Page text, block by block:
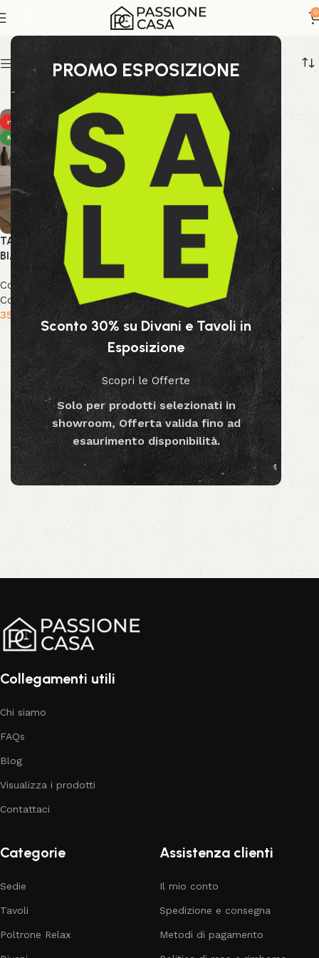
PROMO ESPOSIZIONE
Sconto 30% su Divani e Tavoli in
Esposizione
Scopri le Offerte
Solo per prodotti selezionati in
showroom, Offerta valida fino ad
esaurimento disponibilità.
0
vetro trasparente
Show sidebar
HOT
NEW
TAVOLO MAY RETT GAMBA
BIANCO 160X90
Collezione Bizzotto
Collezione
Tavoli
359.99
€
Aggiungi al carrello
Collegamenti utili
Chi siamo
FAQs
Blog
Visualizza i prodotti
Contattaci
Categorie
Sedie
Tavoli
Poltrone Relax
Assistenza clienti
Il mio conto
Spedizione e consegna
Metodi di pagamento